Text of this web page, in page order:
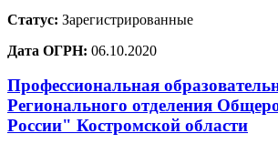
Статус: Зарегистрированные
Дата ОГРН: 06.10.2020
Профессиональная
Регионального отделения
России" Костромской области